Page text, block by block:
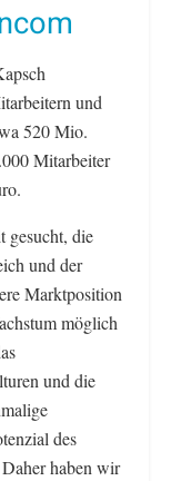
und
520 Mio.
Mitarbeiter
gesucht, die
und der
Marktposition
möglich
und die
des
haben wir